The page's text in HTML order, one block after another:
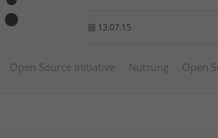
13.07.15
Open Source Initiative Nutzung Open